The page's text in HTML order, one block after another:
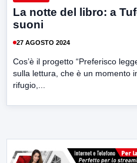
La notte del libro: a
suoni
27 AGOSTO 2024
Cos’è il progetto “Preferisco
sulla lettura, che è un momento
rifugio,...